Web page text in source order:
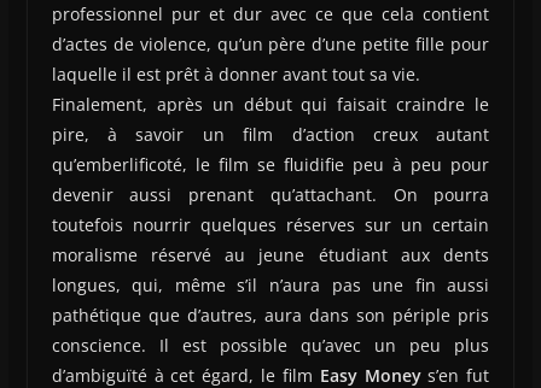
professionnel pur et dur avec ce que cela contient
d’actes de violence, qu’un père d’une petite fille pour
laquelle il est prêt à donner avant tout sa vie.
Finalement, après un début qui faisait craindre le
pire, à savoir un film d’action creux autant
qu’emberlificoté, le film se fluidifie peu à peu pour
devenir aussi prenant qu’attachant. On pourra
toutefois nourrir quelques réserves sur un certain
moralisme réservé au jeune étudiant aux dents
longues, qui, même s’il n’aura pas une fin aussi
pathétique que d’autres, aura dans son périple pris
conscience. Il est possible qu’avec un peu plus
d’ambiguïté à cet égard, le film Easy Moneys’en fut